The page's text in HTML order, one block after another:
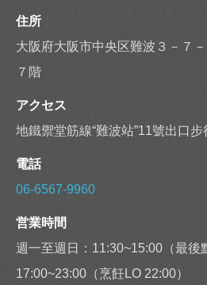
住所
大阪府大阪市中央区難波３－
７階
アクセス
地鐵禦堂筋線“難波站”11號出口步
電話
06-6567-9960
営業時間
週一至週日：11:30~15:00（最後
17:00~23:00（烹飪LO 22:00）